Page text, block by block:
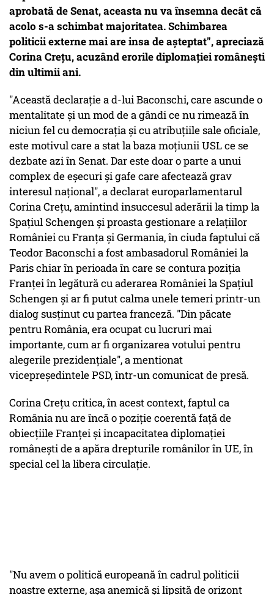
aprobată de Senat, aceasta nu va însemna decât că
acolo s-a schimbat majoritatea. Schimbarea
politicii externe mai are insa de aşteptat", apreciază
Corina Crețu, acuzând erorile diplomației românești
din ultimii ani.
"Această declaraţie a d-lui Baconschi, care ascunde o
mentalitate şi un mod de a gândi ce nu rimează în
niciun fel cu democraţia şi cu atribuţiile sale oficiale,
este motivul care a stat la baza moțiunii USL ce se
dezbate azi în Senat. Dar este doar o parte a unui
complex de eșecuri și gafe care afectează grav
interesul național", a declarat europarlamentarul
Corina Crețu, amintind insuccesul aderării la timp la
Spaţiul Schengen și proasta gestionare a relaţiilor
României cu Franţa şi Germania, în ciuda faptului că
Teodor Baconschi a fost ambasadorul României la
Paris chiar în perioada în care se contura poziţia
Franţei în legătură cu aderarea României la Spaţiul
Schengen şi ar fi putut calma unele temeri printr-un
dialog susţinut cu partea franceză. "Din păcate
pentru România, era ocupat cu lucruri mai
importante, cum ar fi organizarea votului pentru
alegerile prezidenţiale", a mentionat
vicepreședintele PSD, într-un comunicat de presă.
Corina Crețu critica, în acest context, faptul ca
România nu are încă o poziţie coerentă faţă de
obiecţiile Franţei și incapacitatea diplomației
românești de a apăra drepturile românilor în UE, în
special cel la libera circulație.
"Nu avem o politică europeană în cadrul politicii
noastre externe, aşa anemică şi lipsită de orizont